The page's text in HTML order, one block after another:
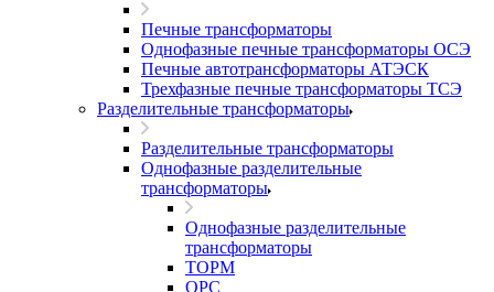
Печные трансформаторы
Однофазные печные трансформаторы ОСЭ
Печные автотрансформаторы АТЭСК
Трехфазные печные трансформаторы ТСЭ
Разделительные трансформаторы
Разделительные трансформаторы
Однофазные разделительные
трансформаторы
Однофазные разделительные
трансформаторы
ТОРМ
ОРС